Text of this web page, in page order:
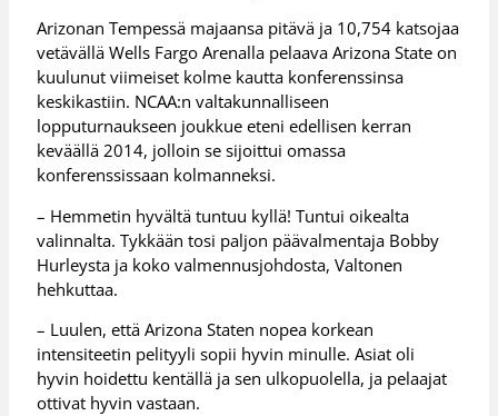
Arizonan Tempessä majaansa pitävä ja 10,754 katsojaa
vetävällä Wells Fargo Arenalla pelaava Arizona State on
kuulunut viimeiset kolme kautta konferenssinsa
keskikastiin. NCAA:n valtakunnalliseen
lopputurnaukseen joukkue eteni edellisen kerran
keväällä 2014, jolloin se sijoittui omassa
konferenssissaan kolmanneksi.
– Hemmetin hyvältä tuntuu kyllä! Tuntui oikealta
valinnalta. Tykkään tosi paljon päävalmentaja Bobby
Hurleysta ja koko valmennusjohdosta, Valtonen
hehkuttaa.
– Luulen, että Arizona Staten nopea korkean
intensiteetin pelityyli sopii hyvin minulle. Asiat oli
hyvin hoidettu kentällä ja sen ulkopuolella, ja pelaajat
ottivat hyvin vastaan.